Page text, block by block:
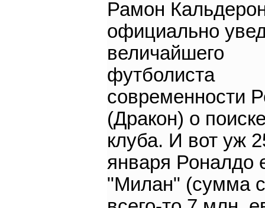
Рамон
официально
величайшего
футболиста
современности
(Дракон) о
клуба. И вот уж
января Роналдо
"Милан" (сумма